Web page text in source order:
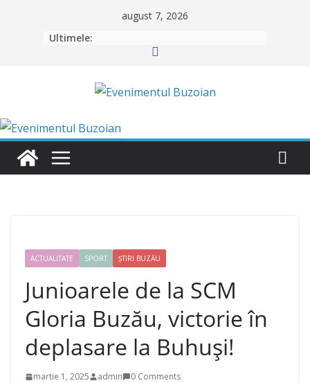
august 7, 2026
Ultimele:
ACTUALITATE SPORT ȘTIRI BUZĂU
Junioarele de la SCM
Gloria Buzău, victorie în
deplasare la Buhuși!
martie 1, 2025 admin 0 Comments